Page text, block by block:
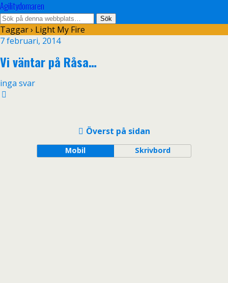
Agilitydomaren
Taggar › Light My Fire
7 februari, 2014
Vi väntar på Råsa…
inga svar
Överst på sidan
Mobil Skrivbord